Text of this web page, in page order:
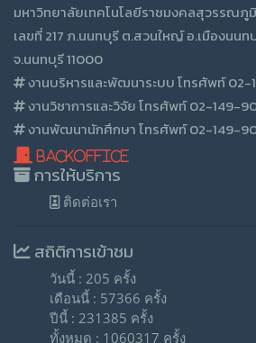
มหาวิทยาลัยเทคโนโลยีราชมงคลสุวรรณภูมิ
เลขที่ 217 ภ.นนทบุรี ต.สวนใหญ์ อ.เมืองนนท
จ.นนทบุรี 11000
งานบริหารและพัฒนาระบบ โทรศัพท์ 02-
งานวิชาการและวิจัย โทรศัพท์ 02-149-
งานพัฒนานักศึกษา โทรศัพท์ 02-149-
BackOffice
การให้บริการ
ติดต่อเรา
สถิติการเข้าชม
วันนี้ : 205 ครั้ง
เดือนนี้ : 57366 ครั้ง
ปีนี้ : 231385 ครั้ง
ทั้งหมด : 1060317 ครั้ง